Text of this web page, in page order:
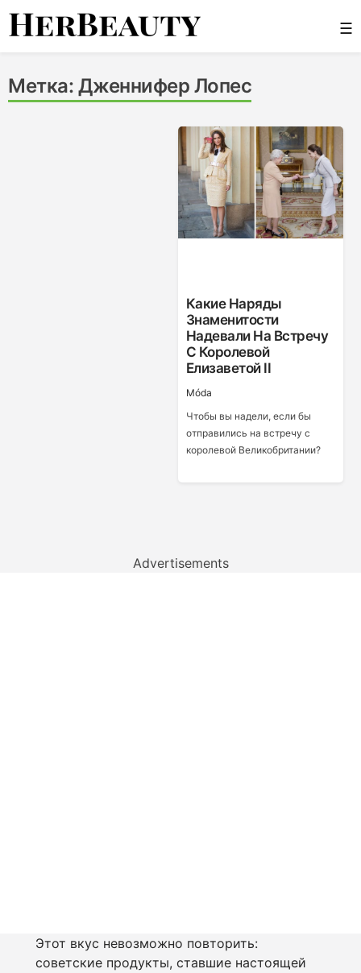
Skip
☰
Метка: Дженнифер Лопес
Какие Наряды
Знаменитости
Надевали На Встречу
С Королевой
Елизаветой II
Móda
Чтобы вы надели, если бы
отправились на встречу с
королевой Великобритании?
Advertisements
Этот вкус невозможно повторить:
советские продукты, ставшие настоящей